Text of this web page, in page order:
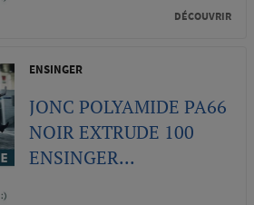
DÉCOUVRIR
ENSINGER
JONC POLYAMIDE PA66
NOIR EXTRUDE 100
ENSINGER...